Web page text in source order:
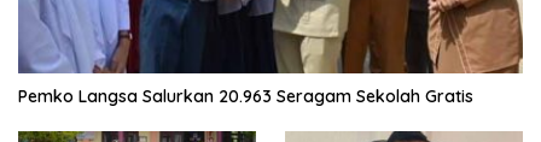
Pemko Langsa Salurkan 20.963 Seragam Sekolah Gratis